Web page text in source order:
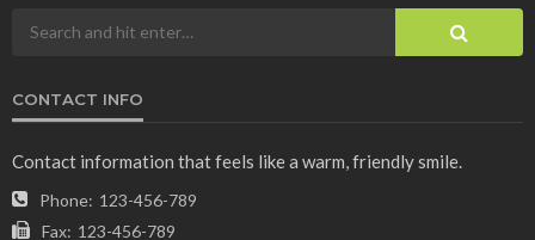
CONTACT INFO
Contact information that feels like a warm, friendly smile.
Phone: 123-456-789
Fax: 123-456-789